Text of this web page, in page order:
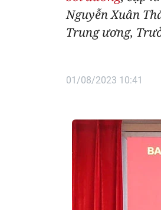
Nguyễn Xuân
Trung ương,
01/08/2023 10:41